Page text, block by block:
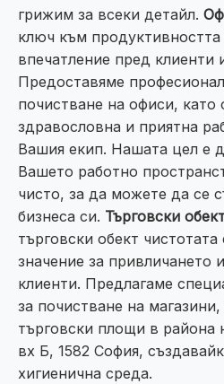
грижим за всеки детайл.
ключ към
впечатление пред клиенти
Предоставяме
почистване на офиси, като
здравословна и приятна
Вашия екип. Нашата цел е
Вашето работно
чисто, за да можете да се
бизнеса си. Търговски
търговски обект
значение за привличането
клиенти. Предлагаме
за почистване на
търговски площи в района
вх Б, 1582 София,
хигиенична среда.